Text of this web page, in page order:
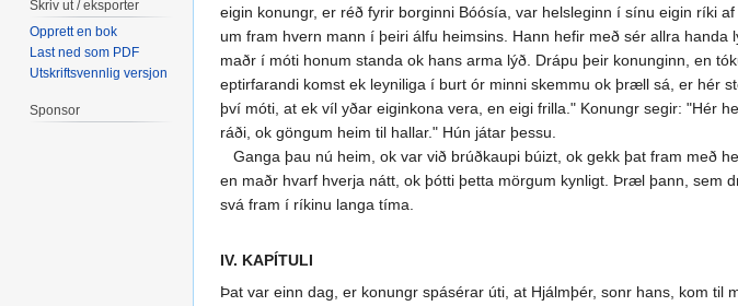
eigin konungr, er réð fyrir borginni Bóósía, var helsleginn í sínu eigin ríki
um fram hvern mann í þeiri álfu heimsins. Hann hefir með sér allra
maðr í móti honum standa ok hans arma lýð. Drápu þeir konunginn, en
eptirfarandi komst ek leyniliga í burt ór minni skemmu ok þræll sá, er hér
því móti, at ek víl yðar eiginkona vera, en eigi frilla." Konungr segir: "Hér
ráði, ok göngum heim til hallar." Hún játar þessu.
Ganga þau nú heim, ok var við brúðkaupi búizt, ok gekk þat fram með
en maðr hvarf hverja nátt, ok þótti þetta mörgum kynligt. Þræl þann, sem
svá fram í ríkinu langa tíma.
IV. KAPÍTULI
Þat var einn dag, er konungr spásérar úti, at Hjálmþér, sonr hans, kom
Skriv ut / eksporter
Opprett en bok
Last ned som PDF
Utskriftsvennlig versjon
Sponsor